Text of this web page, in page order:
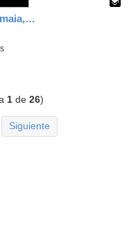
PLANT CELL_ Erik Ga., Amaia, Iris F. & Martín
1 de26)
Siguiente